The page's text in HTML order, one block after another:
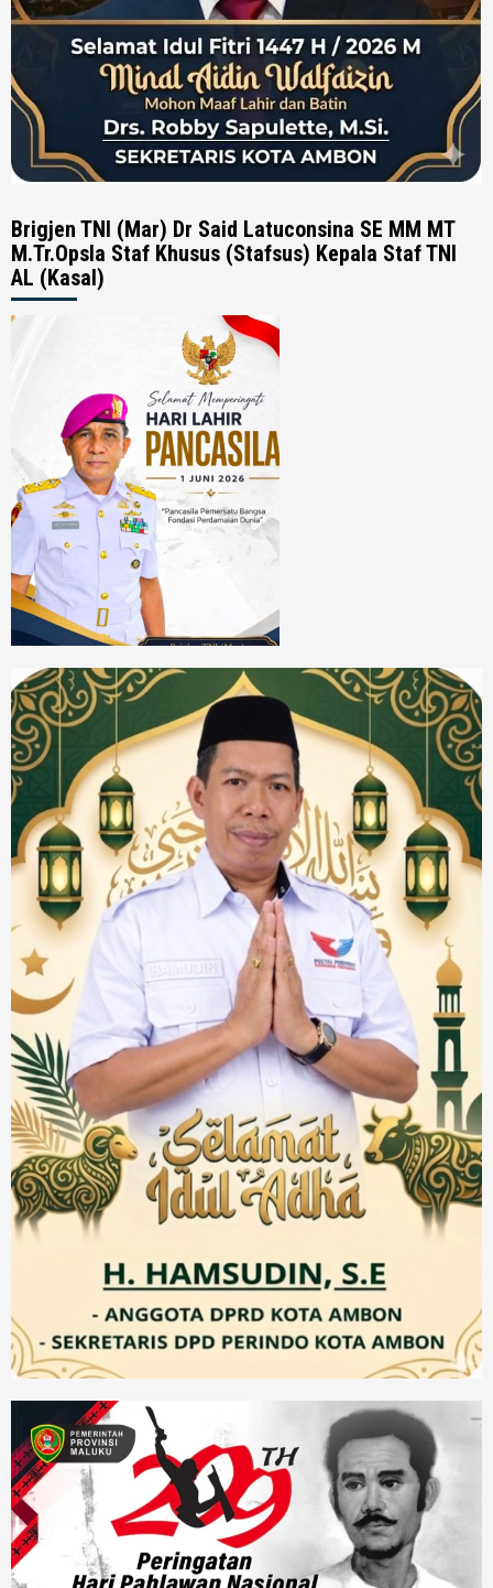
Brigjen TNI (Mar) Dr Said Latuconsina SE MM MT
M.Tr.Opsla Staf Khusus (Stafsus) Kepala Staf TNI
AL (Kasal)